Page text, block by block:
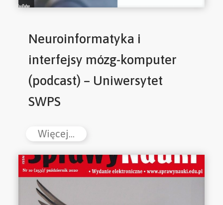
Neuroinformatyka i
interfejsy mózg-komputer
(podcast) – Uniwersytet
SWPS
Więcej...